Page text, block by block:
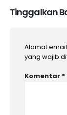
Tinggalkan
Alamat
yang wajib
Komentar *